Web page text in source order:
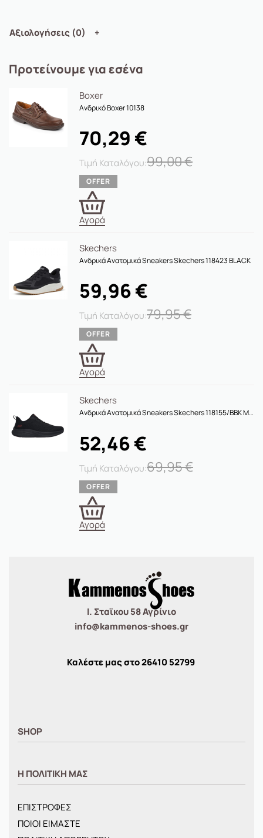
Αξιολογήσεις (0)
Προτείνουμε για εσένα
Boxer
Ανδρικό Boxer 10138
99,00€
70,29 €
Αγορά
Skechers
Ανδρικά Ανατομικά Sneakers Skechers 118423 BLACK
79,95€
59,96€
Αγορά
Skechers
Ανδρικά Ανατομικά Sneakers Skechers 118155/BBK Μαύρα
69,95€
52,46€
Αγορά
Ι. Σταϊκου 58 Αγρίνιο
info@kammenos-shoes.gr
Καλέστε μας στο26410 52799
SHOP
ΓΥΝΑΙΚΕΙΑ
BRANDS
ΝΕΕΣ ΑΦΙΞΕΙΣ
Η ΠΟΛΙΤΙΚΗ ΜΑΣ
ΕΠΙΣΤΡΟΦΕΣ
ΠΟΙΟΙ ΕΙΜΑΣΤΕ